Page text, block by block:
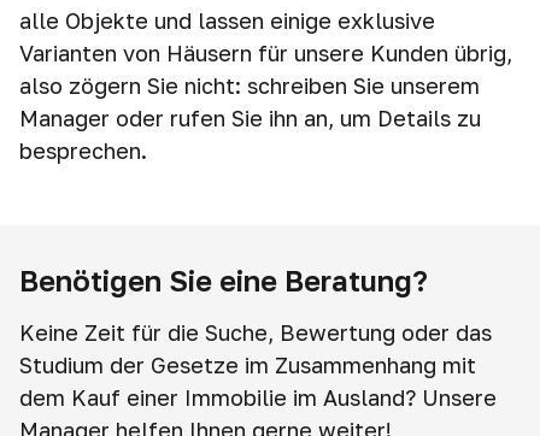
alle Objekte und lassen einige exklusive
Varianten von Häusern für unsere Kunden übrig,
also zögern Sie nicht: schreiben Sie unserem
Manager oder rufen Sie ihn an, um Details zu
besprechen.
Benötigen Sie eine Beratung?
Keine Zeit für die Suche, Bewertung oder das
Studium der Gesetze im Zusammenhang mit
dem Kauf einer Immobilie im Ausland? Unsere
Manager helfen Ihnen gerne weiter!